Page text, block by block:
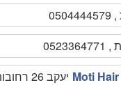
יעקב 26 רחובות , 089491462